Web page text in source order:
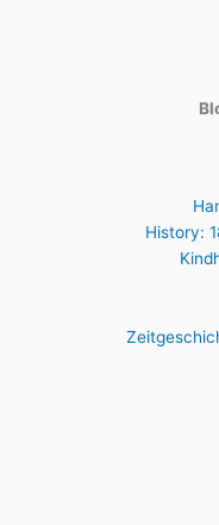
History: